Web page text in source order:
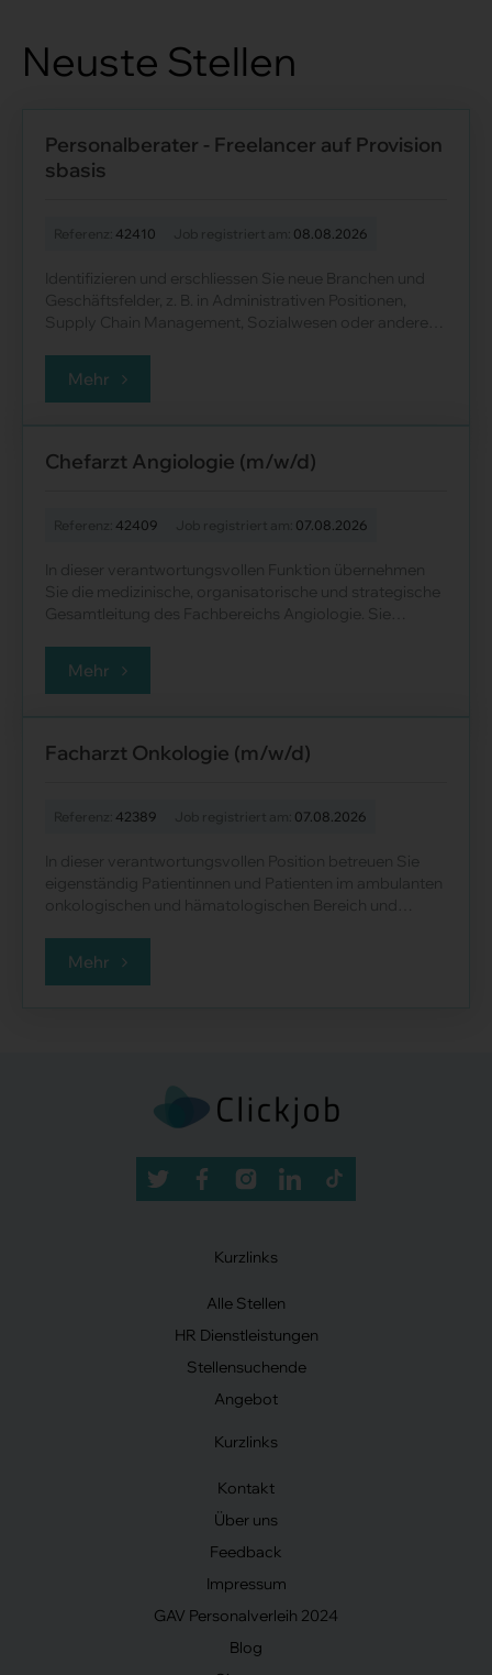
Neuste Stellen
Personalberater - Freelancer auf Provision
sbasis
42410 08.08.2026
Identifizieren und erschliessen Sie neue Branchen und
Geschäftsfelder, z. B. in Administrativen Positionen,
Supply Chain Management, Sozialwesen oder anderen
Mehr
Chefarzt Angiologie (m/w/d)
42409 07.08.2026
In dieser verantwortungsvollen Funktion übernehmen
Sie die medizinische, organisatorische und strategische
Gesamtleitung des Fachbereichs Angiologie. Sie
Mehr
Facharzt Onkologie (m/w/d)
42389 07.08.2026
In dieser verantwortungsvollen Position betreuen Sie
eigenständig Patientinnen und Patienten im ambulanten
onkologischen und hämatologischen Bereich und
Mehr
Kurzlinks
Alle Stellen
HR Dienstleistungen
Stellensuchende
Angebot
Kurzlinks
Kontakt
Über uns
Feedback
Impressum
GAV Personalverleih 2024
Blog